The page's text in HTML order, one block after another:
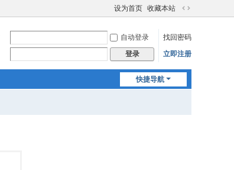
设为首页 收藏本站
切
到
宽
自动登录
找回密码
登录 立即注册
快捷导航